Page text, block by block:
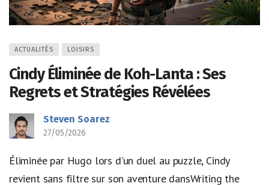
ACTUALITÉS LOISIRS
Cindy Éliminée de Koh-Lanta : Ses
Regrets et Stratégies Révélées
Steven Soarez
27/05/2026
Éliminée par Hugo lors d'un duel au puzzle, Cindy
revient sans filtre sur son aventure dansWriting the